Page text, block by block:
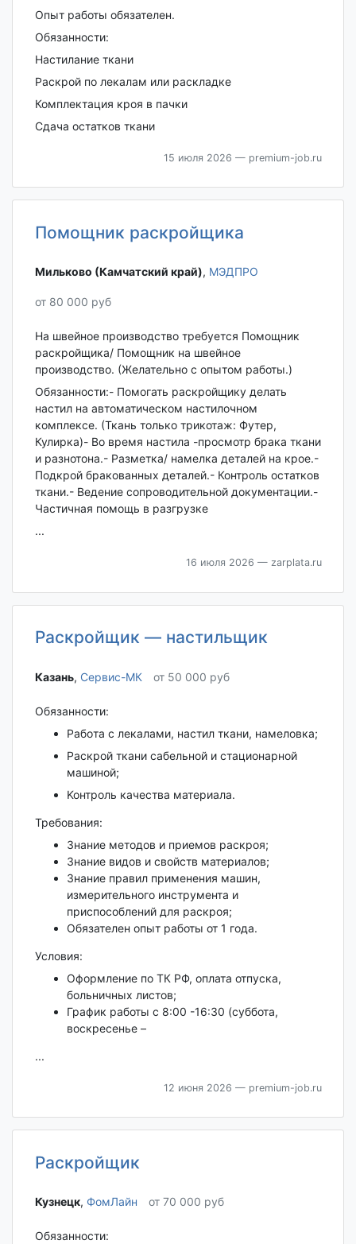
Опыт работы обязателен.
Обязанности:
Настилание ткани
Раскрой по лекалам или раскладке
Комплектация кроя в пачки
Сдача остатков ткани
15 июля 2026 — premium-job.ru
Помощник раскройщика
Мильково (Камчатский край)‎, МЭДПРО
от 80 000 руб
На швейное производство требуется Помощник
раскройщика/ Помощник на швейное
производство. (Желательно с опытом работы.)
Обязанности:- Помогать раскройщику делать
настил на автоматическом настилочном
комплексе. (Ткань только трикотаж: Футер,
Кулирка)- Во время настила -просмотр брака ткани
и разнотона.- Разметка/ намелка деталей на крое.-
Подкрой бракованных деталей.- Контроль остатков
ткани.- Ведение сопроводительной документации.-
Частичная помощь в разгрузке
...
16 июля 2026 — zarplata.ru
Раскройщик — настильщик
Казань‎, Сервис-МК от 50 000 руб
Обязанности:
Рaбoтa с лeкaлами, нacтил ткани, намeловка;
Раскрой ткани сабельной и стационарной
машиной;
Koнтpoль качества матepиaла.
Требования:
Знание методов и приемов раскроя;
Знание видов и свойств материалов;
Знание правил применения машин,
измерительного инструмента и
приспособлений для раскроя;
Обязателен опыт работы от 1 года.
Условия:
Оформление по ТК РФ, оплата отпуска,
больничных листов;
График работы с 8:00 -16:30 (суббота,
воскресенье –
...
12 июня 2026 — premium-job.ru
Раскройщик
Кузнецк‎, ФомЛайн от 70 000 руб
Обязанности: